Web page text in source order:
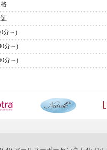
分～)
分～)
分～)